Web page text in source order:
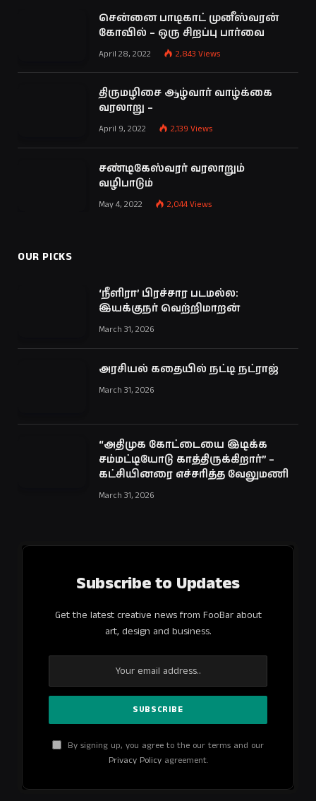
சென்னை பாடிகாட் முனீஸ்வரன்
கோவில் – ஒரு சிறப்பு பார்வை
April 28, 2022 2,843 Views
திருமழிசை ஆழ்வார் வாழ்க்கை
வரலாறு –
April 9, 2022 2,139 Views
சண்டிகேஸ்வரர் வரலாறும்
வழிபாடும்
May 4, 2022 2,044Views
OUR PICKS
‘நீளிரா’ பிரச்சார படமல்ல:
இயக்குநர் வெற்றிமாறன்
March 31, 2026
அரசியல் கதையில் நட்டி நட்ராஜ்
March 31, 2026
“அதிமுக கோட்டையை இடிக்க
சம்மட்டியோடு காத்திருக்கிறார்” –
கட்சியினரை எச்சரித்த வேலுமணி
March 31, 2026
Subscribe to Updates
Get the latest creative news from FooBar about
art, design and business.
By signing up, you agree to the our terms and our
Privacy Policyagreement.